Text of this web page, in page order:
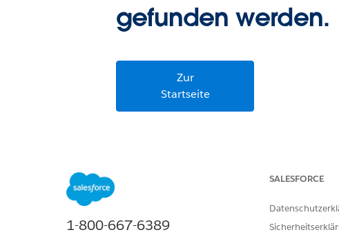
gefunden werden.
Zur
Startseite
1-800-667-6389
SALESFORCE